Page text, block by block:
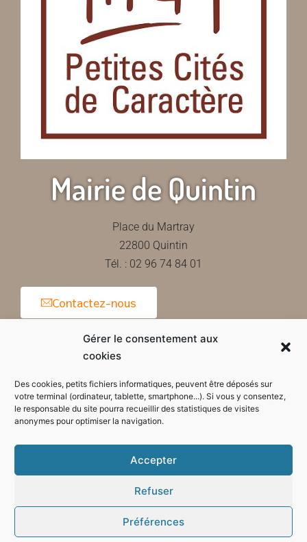
Gérer le consentement aux
cookies
Des cookies, petits fichiers informatiques, peuvent être déposés sur
votre terminal (ordinateur, tablette, smartphone...). Si vous y consentez,
le responsable du site pourra recueillir des statistiques de visites
anonymes pour optimiser la navigation.
Accepter
Refuser
Préférences
Mairie de Quintin
Place du Martray
22800 Quintin
Tél. : 02 96 74 84 01
Contactez-nous
Horaires d'ouverture de la mairie
Mode sombre :